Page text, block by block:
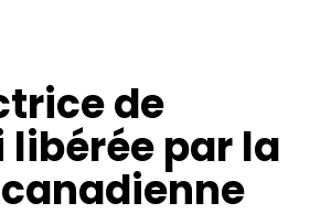
de
libérée par la